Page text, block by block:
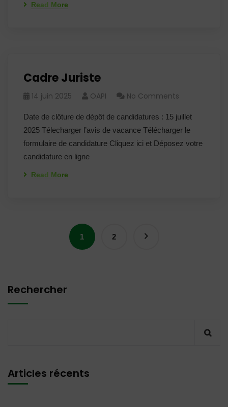
Read More
Cadre Juriste
14 juin 2025 OAPI No Comments
Date de clôture de dépôt de candidatures : 15 juillet
2025 Télecharger l’avis de vacance Télécharger le
formulaire de candidature Cliquez ici et Déposez votre
candidature en ligne
Read More
1 2
Rechercher
Articles récents